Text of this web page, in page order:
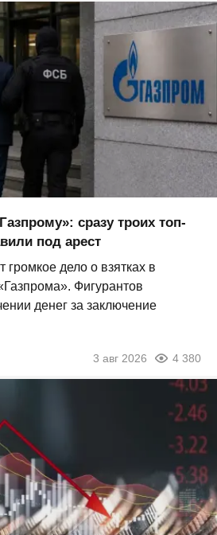
сразу троих топ-
под арест
дело о взятках в
Фигурантов
денег за заключение
3 авг 2026 4 380